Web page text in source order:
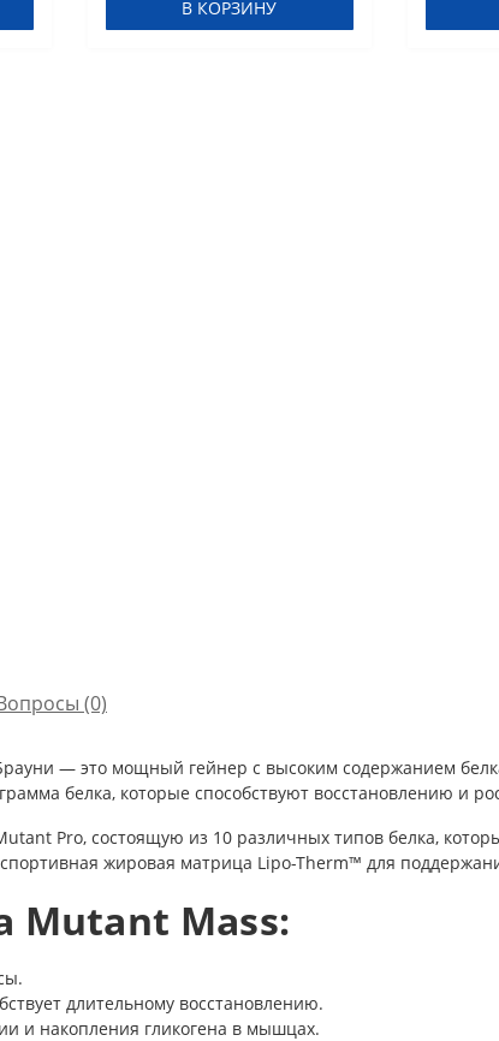
В КОРЗИНУ
(0)
— это мощный гейнер с высоким содержанием
белка, которые способствуют восстановлению и
Pro, состоящую из 10 различных типов белка,
жировая матрица Lipo-Therm™ для
Mass:
длительному восстановлению.
и накопления гликогена в мышцах.